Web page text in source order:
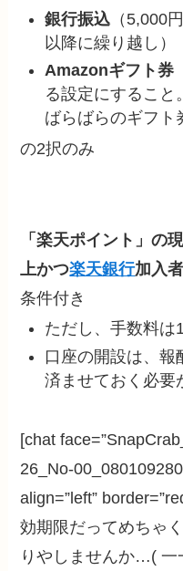
銀行振込 （5,000
以降に繰り越し）
Amazonギフト券
る設定にすること
ばらばらのギフト
の2択のみ
「楽天ポイント」の
上かつ楽天銀行加入
条件付き
ただし、手数料は
口座の開設は、報
済ませておく必要
[chat
26_No-
align=”left”
効期限だってめちゃ
りやしませんか…( 一